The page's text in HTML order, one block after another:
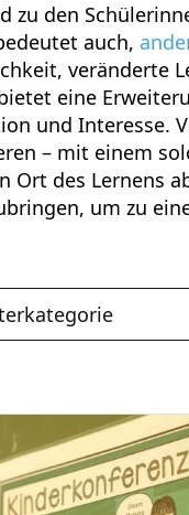
den
auch,
veränderte
eine
und Interesse.
– mit einem
Ort des Lernens
um zu